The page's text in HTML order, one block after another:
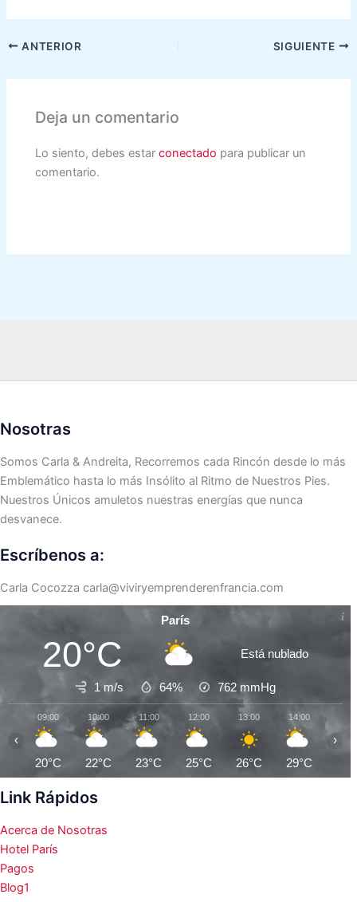
ANTERIOR SIGUIENTE
Deja un comentario
Lo siento, debes estarconectado para publicar un
comentario.
Nosotras
Somos Carla & Andreita, Recorremos cada Rincón desde lo más
Emblemático hasta lo más Insólito al Ritmo de Nuestros Pies.
Nuestros Únicos amuletos nuestras energías que nunca
desvanece.
Escríbenos a:
Carla Cocozza carla@viviryemprenderenfrancia.com
París
20°C Está nublado
1 m/s 64% 762 mmHg
09:00
20°C
10:00
22°C
11:00
23°C
12:00
25°C
13:00
26°C
14:00
29°C
‹ ›
Link Rápidos
Acerca de Nosotras
Hotel París
Pagos
Blog1